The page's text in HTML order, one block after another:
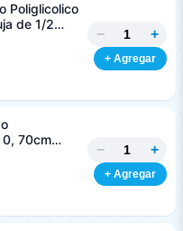
Poliglicolico
de 1/2
− +
+ Agregar
0, 70cm
de 1/2
− +
+ Agregar